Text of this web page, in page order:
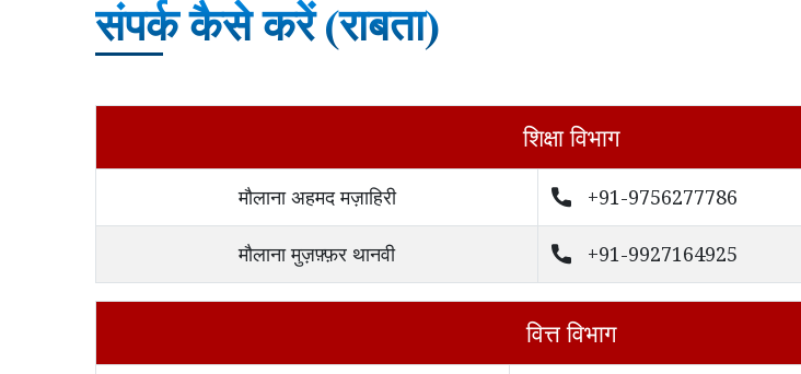
संपर्क कैसे करें (राबता)
शिक्षा विभाग
+91-9756277786
मौलाना अहमद मज़ाहिरी
+91-9927164925
मौलाना मुज़फ़्फ़र थानवी
वित्त विभाग